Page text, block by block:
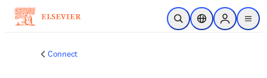
Passer au contenu principal
Ouvrir la recherche
Sélecteur de
Sign in to
menu
Connect